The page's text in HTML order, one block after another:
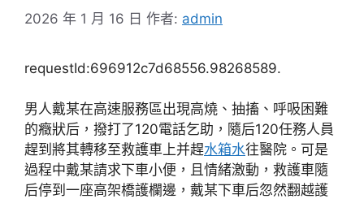
2026 年 1 月 16 日 作者: admin
requestId:696912c7d68556.98268589.
男人戴某在高速服務區出現高燒、抽搐、呼吸困難
的癥狀后，撥打了120電話乞助，隨后120任務人員
趕到將其轉移至救護車上并趕水箱水往醫院。可是
過程中戴某請求下車小便，且情緒激動，救護車隨
后停到一座高架橋護欄邊，戴某下車后忽然翻越護